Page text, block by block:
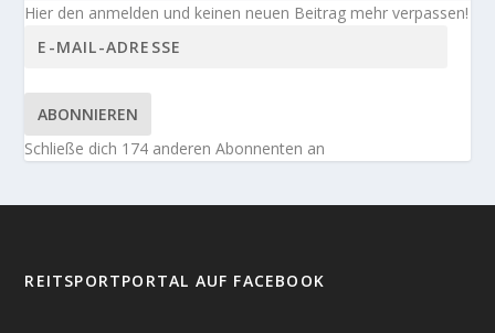
Hier den anmelden und keinen neuen Beitrag mehr verpassen!
ABONNIEREN
Schließe dich 174 anderen Abonnenten an
REITSPORTPORTAL AUF FACEBOOK